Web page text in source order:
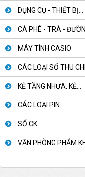
DỤNG CỤ - THIẾT BỊ...
CÀ PHÊ - TRÀ -
MÁY TÍNH CASIO
CÁC LOẠI SỔ THU
KỆ TẦNG NHỰA, KỆ...
CÁC LOẠI PIN
SỔ CK
VĂN PHÒNG PHẨM